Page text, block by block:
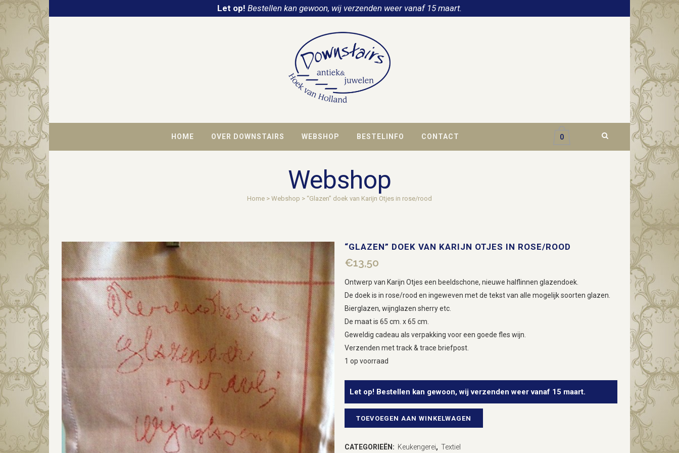
Let op! Bestellen kan gewoon, wij verzenden weer vanaf 15 maart.
HOME OVER DOWNSTAIRS WEBSHOP BESTELINFO CONTACT 0
Webshop
Home > Webshop > “Glazen” doek van Karijn Otjes in rose/rood
“GLAZEN” DOEK VAN KARIJN OTJES IN ROSE/ROOD
€13,50
Ontwerp van Karijn Otjes een beeldschone, nieuwe halflinnen glazendoek.
De doek is in rose/rood en ingeweven met de tekst van alle mogelijk soorten glazen.
Bierglazen, wijnglazen sherry etc.
De maat is 65 cm. x 65 cm.
Geweldig cadeau als verpakking voor een goede fles wijn.
Verzenden met track & trace briefpost.
1 op voorraad
Let op! Bestellen kan gewoon, wij verzenden weer vanaf 15 maart.
"Glazen"
TOEVOEGEN AAN WINKELWAGEN
CATEGORIEËN: Keukengerei, Textiel